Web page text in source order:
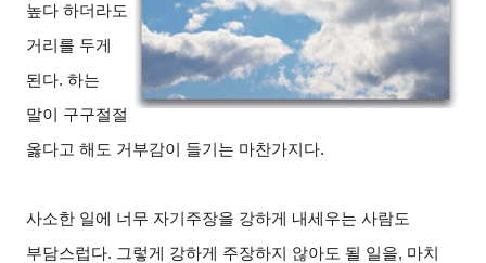
높다 하더라도
거리를 두게
된다. 하는
말이 구구절절
옳다고 해도 거부감이 들기는 마찬가지다.
사소한 일에 너무 자기주장을 강하게 내세우는 사람도
부담스럽다. 그렇게 강하게 주장하지 않아도 될 일을, 마치